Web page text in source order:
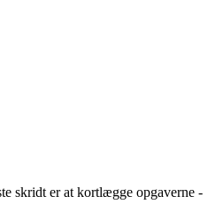
skridt er at kortlægge opgaverne -